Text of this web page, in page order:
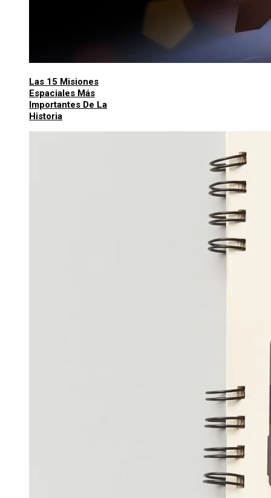
Las 15 Misiones
Espaciales Más
Importantes De La
Historia